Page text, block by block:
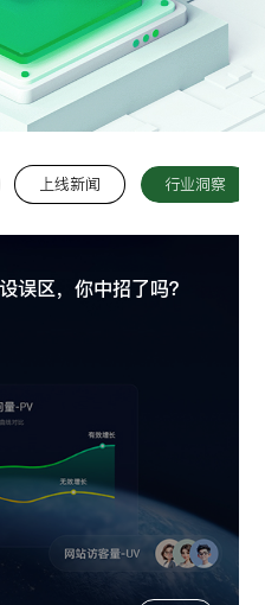
上线新闻 行业洞察
误区，你中招了吗？